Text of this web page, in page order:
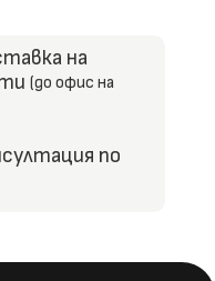
на
(до офис на
по